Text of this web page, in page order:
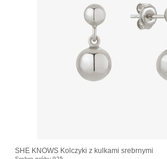
SHE KNOWS Kolczyki z kulkami srebrnymi